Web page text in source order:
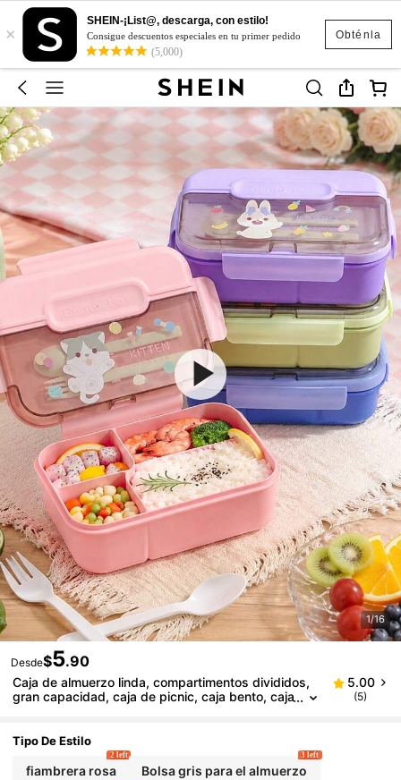
Obténla
×
SHEIN-¡List@, descarga, con estilo!
Consigue descuentos especiales en tu primer pedido
(5,000)
1/16
Desde$5.90
Caja de almuerzo linda, compartimentos divididos,
gran capacidad, caja de picnic, caja bento, caja
hogar. Regreso a la escuela, salidas, ideal para pre
paración de comidas.
5.00
(5)
Tipo De Estilo
fiambrera rosa
2 left
Bolsa gris para el almuerzo
3 left